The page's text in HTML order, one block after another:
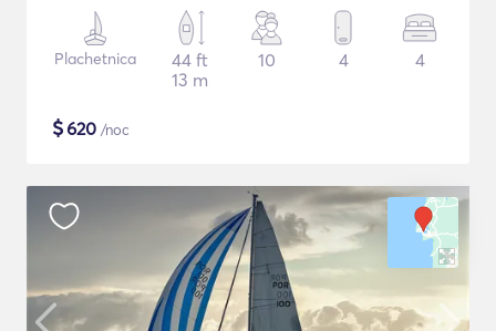
Plachetnica
44 ft
13 m
10 4 4
$620 /noc